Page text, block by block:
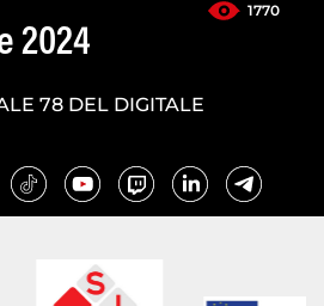
1770
2024
78 DEL DIGITALE